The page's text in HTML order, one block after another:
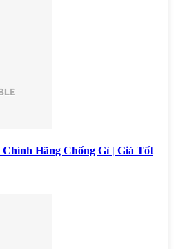
Hãng Chống Gỉ | Giá Tốt